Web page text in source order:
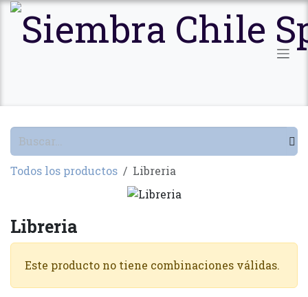
Ir al contenido
Todos los productos Libreria
Libreria
Este producto no tiene combinaciones válidas.